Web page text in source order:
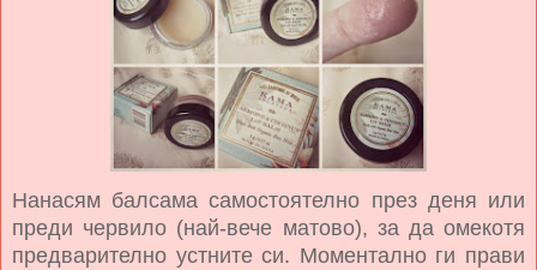
Нанасям балсама самостоятелно през деня или
преди червило (най-вече матово), за да омекотя
предварително устните си. Моментално ги прави